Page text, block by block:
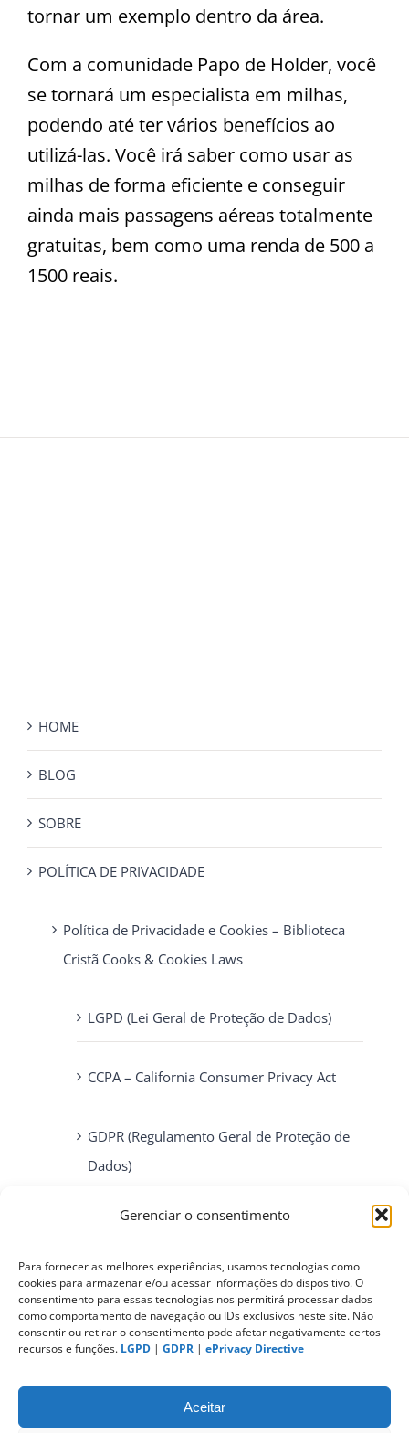
Gerenciar o consentimento
Para fornecer as melhores experiências, usamos tecnologias como
cookies para armazenar e/ou acessar informações do dispositivo. O
consentimento para essas tecnologias nos permitirá processar dados
como comportamento de navegação ou IDs exclusivos neste site. Não
consentir ou retirar o consentimento pode afetar negativamente certos
recursos e funções. LGPD | GDPR | ePrivacy Directive
Aceitar
tornar um exemplo dentro da área.
Com a comunidade Papo de Holder, você
se tornará um especialista em milhas,
podendo até ter vários benefícios ao
utilizá-las. Você irá saber como usar as
milhas de forma eficiente e conseguir
ainda mais passagens aéreas totalmente
gratuitas, bem como uma renda de 500 a
1500 reais.
HOME
BLOG
SOBRE
POLÍTICA DE PRIVACIDADE
Política de Privacidade e Cookies – Biblioteca
Cristã Cooks & Cookies Laws
LGPD (Lei Geral de Proteção de Dados)
CCPA – California Consumer Privacy Act
GDPR (Regulamento Geral de Proteção de
Dados)
ePrivacy Directive (Diretiva ePrivacidade)
PIPEDA (Personal Information Protection
and Electronic Documents Act)